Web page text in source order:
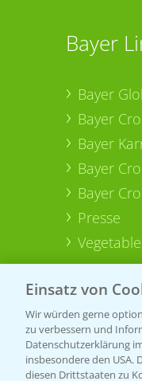
Bayer
Bayer
Bayer
Bayer
Bayer
Bayer
Presse
Einsatz von
Wir würden gerne
zu verbessern und
Datenschutzerklärung
insbesondere den
diesen Drittstaaten zu